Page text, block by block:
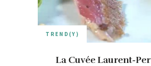
TREND(Y)
La Cuvée Laurent-